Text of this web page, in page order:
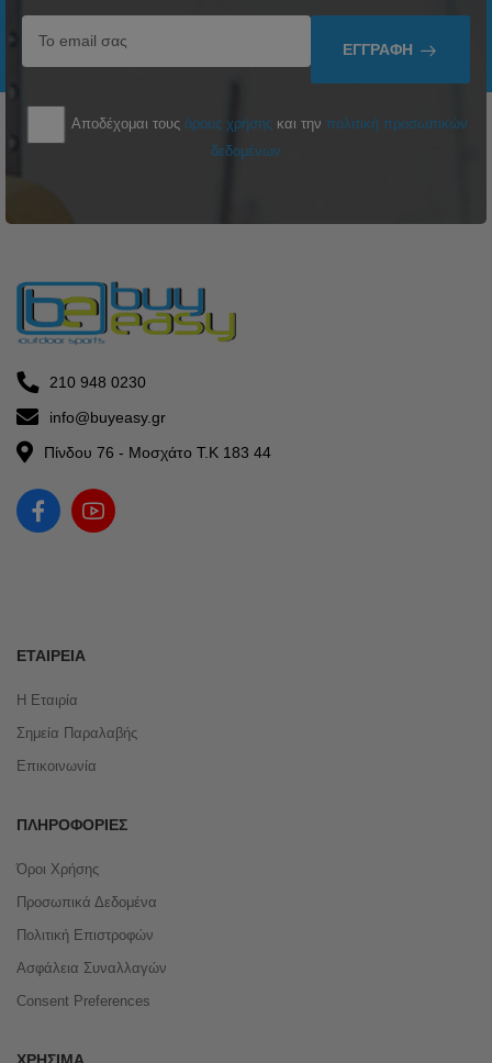
ΕΓΓΡΑΦΉ
Αποδέχομαι τους όρους χρήσης και την πολιτική προσωπικών
δεδομένων
210 948 0230
info@buyeasy.gr
Πίνδου 76 - Μοσχάτο Τ.Κ 183 44
ΕΤΑΙΡΕΊΑ
Η Εταιρία
Σημεία Παραλαβής
Επικοινωνία
ΠΛΗΡΟΦΟΡΊΕΣ
Όροι Χρήσης
Προσωπικά Δεδομένα
Πολιτική Επιστροφών
Ασφάλεια Συναλλαγών
Consent Preferences